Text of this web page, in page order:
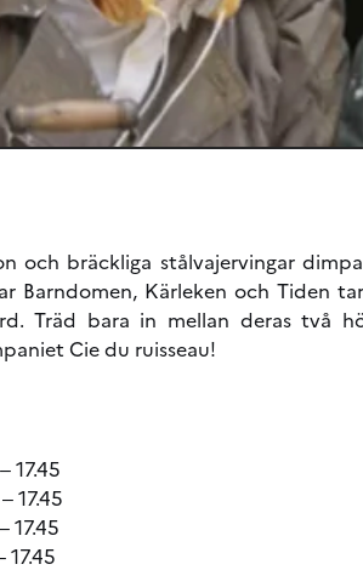
och bräckliga stålvajervingar
Barndomen, Kärleken och Tiden
Träd bara in mellan deras två
Cie du ruisseau!
17.45
17.45
17.45
17.45